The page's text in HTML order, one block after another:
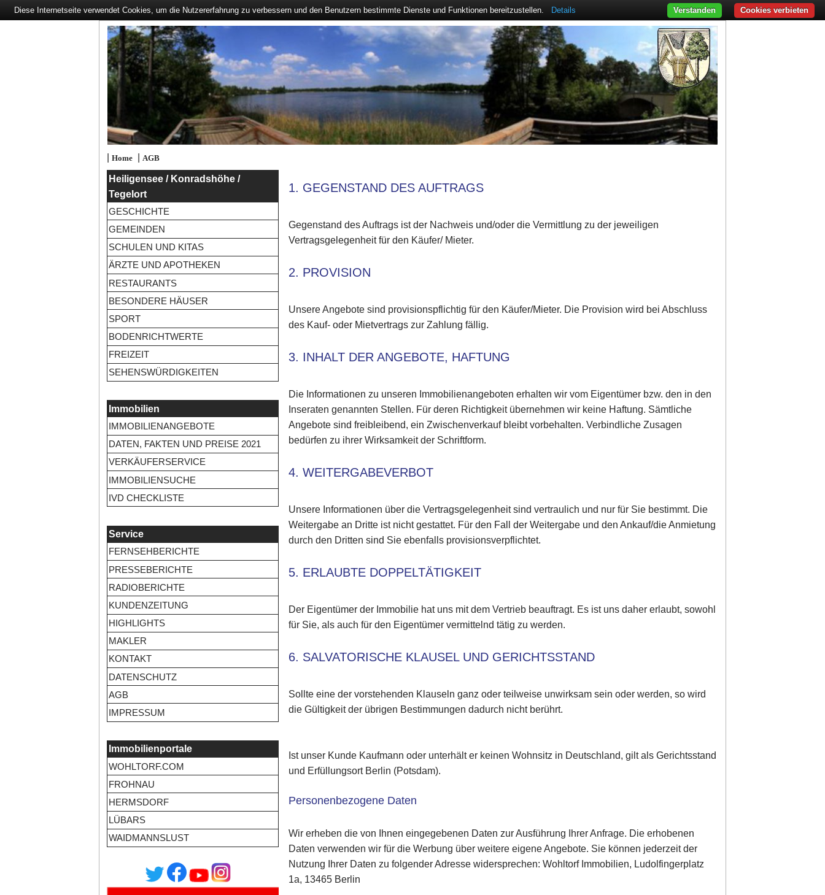
| Home| AGB
Heiligensee / Konradshöhe /
Tegelort
GESCHICHTE
GEMEINDEN
SCHULEN UND KITAS
ÄRZTE UND APOTHEKEN
RESTAURANTS
BESONDERE HÄUSER
SPORT
BODENRICHTWERTE
FREIZEIT
SEHENSWÜRDIGKEITEN
Immobilien
IMMOBILIENANGEBOTE
DATEN, FAKTEN UND PREISE 2021
VERKÄUFERSERVICE
IMMOBILIENSUCHE
IVD CHECKLISTE
Service
FERNSEHBERICHTE
PRESSEBERICHTE
RADIOBERICHTE
KUNDENZEITUNG
HIGHLIGHTS
MAKLER
KONTAKT
DATENSCHUTZ
AGB
IMPRESSUM
Immobilienportale
WOHLTORF.COM
FROHNAU
HERMSDORF
LÜBARS
WAIDMANNSLUST
1. GEGENSTAND DES AUFTRAGS
Gegenstand des Auftrags ist der Nachweis und/oder die Vermittlung zu der jeweiligen
Vertragsgelegenheit für den Käufer/ Mieter.
2. PROVISION
Unsere Angebote sind provisionspflichtig für den Käufer/Mieter. Die Provision wird bei Abschluss
des Kauf- oder Mietvertrags zur Zahlung fällig.
3. INHALT DER ANGEBOTE, HAFTUNG
Die Informationen zu unseren Immobilienangeboten erhalten wir vom Eigentümer bzw. den in den
Inseraten genannten Stellen. Für deren Richtigkeit übernehmen wir keine Haftung. Sämtliche
Angebote sind freibleibend, ein Zwischenverkauf bleibt vorbehalten. Verbindliche Zusagen
bedürfen zu ihrer Wirksamkeit der Schriftform.
4. WEITERGABEVERBOT
Unsere Informationen über die Vertragsgelegenheit sind vertraulich und nur für Sie bestimmt. Die
Weitergabe an Dritte ist nicht gestattet. Für den Fall der Weitergabe und den Ankauf/die Anmietung
durch den Dritten sind Sie ebenfalls provisionsverpflichtet.
5. ERLAUBTE DOPPELTÄTIGKEIT
Der Eigentümer der Immobilie hat uns mit dem Vertrieb beauftragt. Es ist uns daher erlaubt, sowohl
für Sie, als auch für den Eigentümer vermittelnd tätig zu werden.
6. SALVATORISCHE KLAUSEL UND GERICHTSSTAND
Sollte eine der vorstehenden Klauseln ganz oder teilweise unwirksam sein oder werden, so wird
die Gültigkeit der übrigen Bestimmungen dadurch nicht berührt.
Ist unser Kunde Kaufmann oder unterhält er keinen Wohnsitz in Deutschland, gilt als Gerichtsstand
und Erfüllungsort Berlin (Potsdam).
Personenbezogene Daten
Wir erheben die von Ihnen eingegebenen Daten zur Ausführung Ihrer Anfrage. Die erhobenen
Daten verwenden wir für die Werbung über weitere eigene Angebote. Sie können jederzeit der
Nutzung Ihrer Daten zu folgender Adresse widersprechen: Wohltorf Immobilien, Ludolfingerplatz
1a, 13465 Berlin
Diese Internetseite verwendet Cookies, um die Nutzererfahrung zu verbessern und den Benutzern bestimmte Dienste und Funktionen bereitzustellen. Details Cookies verbieten
Verstanden